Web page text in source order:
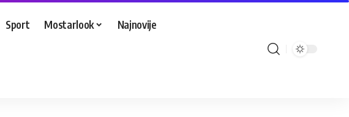
Sport Mostarlook Najnovije